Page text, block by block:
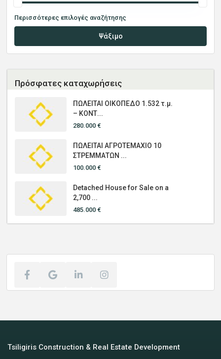
Περισσότερες επιλογές αναζήτησης
Ψάξιμο
Πρόσφατες καταχωρήσεις
ΠΩΛΕΙΤΑΙ ΟΙΚΟΠΕΔΟ 1.532 τ.μ.
– ΚΟΝΤ...
280.000 €
ΠΩΛΕΙΤΑΙ ΑΓΡΟΤΕΜΑΧΙΟ 10
ΣΤΡΕΜΜΑΤΩΝ ...
100.000 €
Detached House for Sale on a
2,700 ...
485.000 €
Tsiligiris Construction & Real Estate Development